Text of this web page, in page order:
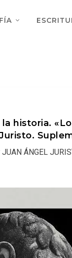
historia.
JUAN ÁNGEL